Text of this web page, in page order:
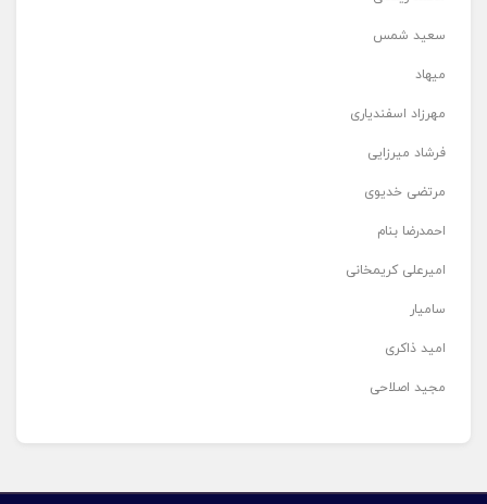
سعید شمس
میهاد
مهرزاد اسفندیاری
فرشاد میرزایی
مرتضی خدیوی
احمدرضا بنام
امیرعلی کریمخانی
سامیار
امید ذاکری
مجید اصلاحی